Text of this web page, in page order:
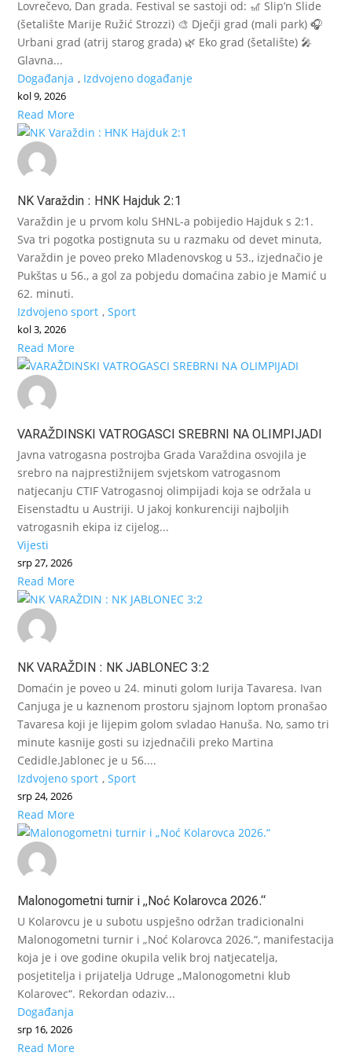
Lovrečevo, Dan grada. Festival se sastoji od: 🎢 Slip’n Slide
(šetalište Marije Ružić Strozzi) 🎨 Dječji grad (mali park) 🎧
Urbani grad (atrij starog grada) 🌿 Eko grad (šetalište) 🎤
Glavna...
Događanja , Izdvojeno događanje
kol 9, 2026
Read More
NK Varaždin : HNK Hajduk 2:1
Varaždin je u prvom kolu SHNL-a pobijedio Hajduk s 2:1.
Sva tri pogotka postignuta su u razmaku od devet minuta,
Varaždin je poveo preko Mladenovskog u 53., izjednačio je
Pukštas u 56., a gol za pobjedu domaćina zabio je Mamić u
62. minuti.
Izdvojeno sport ,Sport
kol 3, 2026
Read More
VARAŽDINSKI VATROGASCI SREBRNI NA OLIMPIJADI
Javna vatrogasna postrojba Grada Varaždina osvojila je
srebro na najprestižnijem svjetskom vatrogasnom
natjecanju CTIF Vatrogasnoj olimpijadi koja se održala u
Eisenstadtu u Austriji. U jakoj konkurenciji najboljih
vatrogasnih ekipa iz cijelog...
Vijesti
srp 27, 2026
Read More
NK VARAŽDIN : NK JABLONEC 3:2
Domaćin je poveo u 24. minuti golom Iurija Tavaresa. Ivan
Canjuga je u kaznenom prostoru sjajnom loptom pronašao
Tavaresa koji je lijepim golom svladao Hanuša. No, samo tri
minute kasnije gosti su izjednačili preko Martina
Cedidle.Jablonec je u 56....
Izdvojeno sport ,Sport
srp 24, 2026
Read More
Malonogometni turnir i „Noć Kolarovca 2026.“
U Kolarovcu je u subotu uspješno održan tradicionalni
Malonogometni turnir i „Noć Kolarovca 2026.“, manifestacija
koja je i ove godine okupila velik broj natjecatelja,
posjetitelja i prijatelja Udruge „Malonogometni klub
Kolarovec“. Rekordan odaziv...
Događanja
srp 16, 2026
Read More